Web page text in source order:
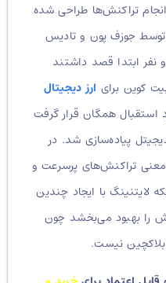
تراکنش‌ها طراحی شده
جوزف پون و تادیس
دو نفر ابتدا قصد داشتند
برای ارز دیجیتال
همگان قرار گرفت
پیاده‌سازی شد. در
تراکنش‌های پرسرعت و
با ایجاد چندین
بهبود می‌بخشد چون
نیست.